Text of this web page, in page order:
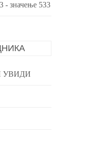
- значење 533
УВИДИ